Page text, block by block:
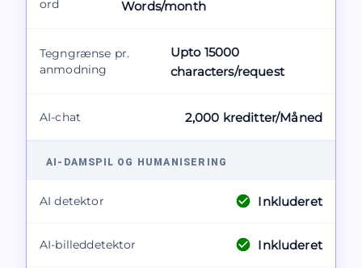
ord
Words/month
Tegngrænse pr.
anmodning
Upto 15000
characters/request
AI-chat 2,000 kreditter/Måned
AI-DAMSPIL OG HUMANISERING
AI detektor Inkluderet
AI-billeddetektor Inkluderet